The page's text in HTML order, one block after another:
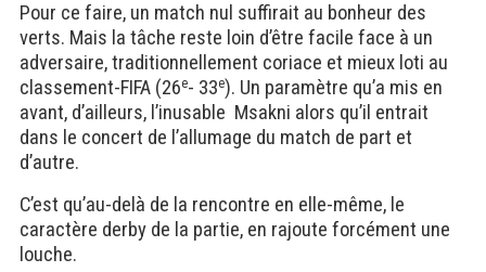
Pour ce faire, un match nul suffirait au bonheur des
verts. Mais la tâche reste loin d’être facile face à un
adversaire, traditionnellement coriace et mieux loti au
classement-FIFA (26e- 33e). Un paramètre qu’a mis en
avant, d’ailleurs, l’inusable Msakni alors qu’il entrait
dans le concert de l’allumage du match de part et
d’autre.
C’est qu’au-delà de la rencontre en elle-même, le
caractère derby de la partie, en rajoute forcément une
louche.